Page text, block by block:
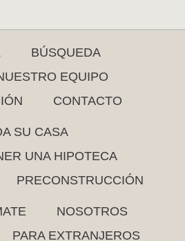
BÚSQUEDA
EQUIPO
CONTACTO
SU CASA
UNA HIPOTECA
PRECONSTRUCCIÓN
NOSOTROS
PARA EXTRANJEROS